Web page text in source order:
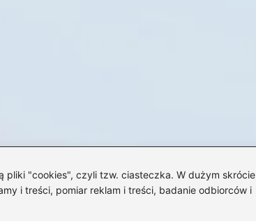
pliki "cookies", czyli tzw. ciasteczka. W dużym skrócie
i treści, pomiar reklam i treści, badanie odbiorców i